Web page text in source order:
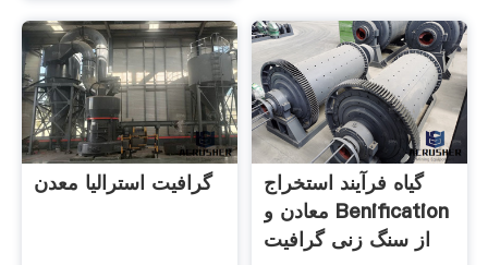
گرافیت استرالیا معدن
گیاه فرآیند استخراج
معادن و Benification
از سنگ زنی گرافیت